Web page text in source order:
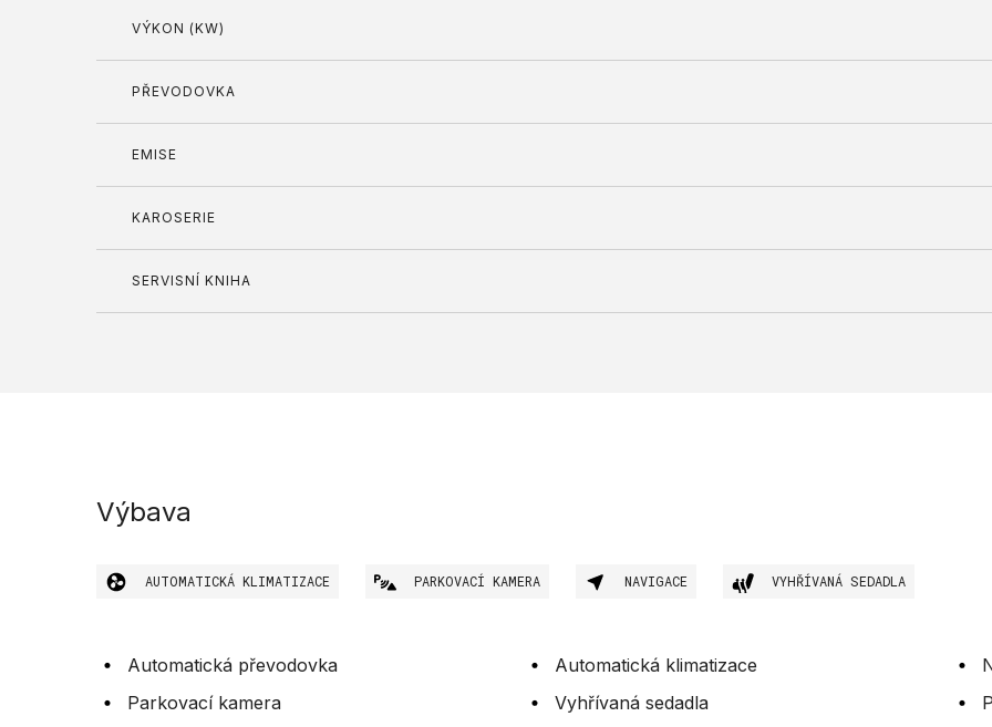
VÝKON (KW)
PŘEVODOVKA
EMISE
KAROSERIE
SERVISNÍ KNIHA
Výbava
AUTOMATICKÁ KLIMATIZACE PARKOVACÍ KAMERA NAVIGACE VYHŘÍVANÁ SEDADLA
Automatická převodovka Automatická klimatizace
Parkovací kamera
Vyhřívaná sedadla